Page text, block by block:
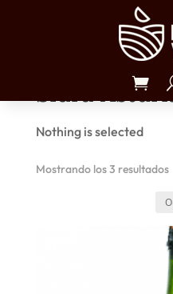
/ Productos
Sidra
Nothing is selected
Mostrando los 3 resultados